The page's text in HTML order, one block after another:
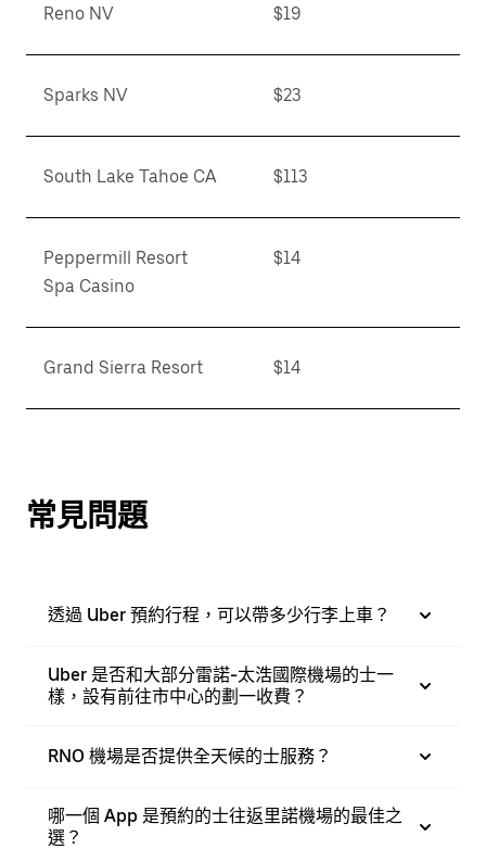
Reno NV $19
Sparks NV $23
South Lake Tahoe CA $113
Peppermill Resort
Spa Casino
$14
Grand Sierra Resort $14
常見問題
透過 Uber 預約行程，可以帶多少行李上車？
Uber 是否和大部分雷諾-太浩國際機場的士一
樣，設有前往市中心的劃一收費？
RNO 機場是否提供全天候的士服務？
哪一個 App 是預約的士往返里諾機場的最佳之
選？